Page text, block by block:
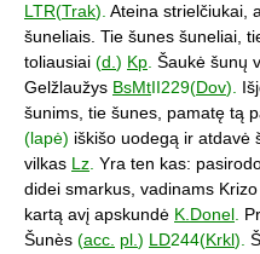
LTR(Trak). Ateina strielčiukai,
šuneliais. Tie šunes šuneliai,
toliausiai (d.) Kp. Šaukė šunų
Gelžlaužys BsMtII229(Dov).
šunims, tie šunes, pamatę tą
(lapė) iškišo uodegą ir atdavė
vilkas Lz. Yra ten kas:
didei smarkus, vadinams
kartą avį apskundė K.Donel.
Šunès (acc. pl.) LD244(Krkl).